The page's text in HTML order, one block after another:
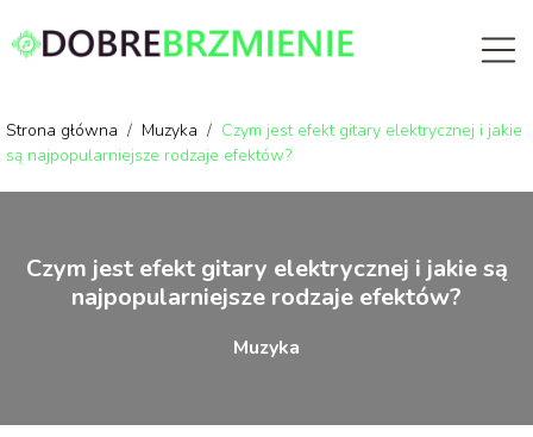
Strona główna / Muzyka / Czym jest efekt gitary elektrycznej i jakie
są najpopularniejsze rodzaje efektów?
Czym jest efekt gitary elektrycznej i jakie są
najpopularniejsze rodzaje efektów?
Muzyka